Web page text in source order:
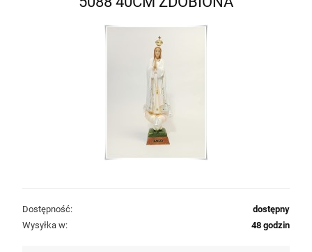
Dostępność:
dostępny
Wysyłka w:
48 godzin